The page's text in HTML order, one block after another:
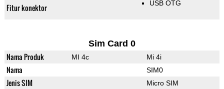
Fitur konektor USB OTG
Sim Card 0
Nama Produk MI 4c Mi 4i
Nama SIM0
Jenis SIM Micro SIM